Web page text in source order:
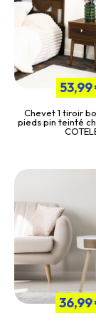
53,99
Chevet 1 tiroir
pieds pin teinté
36,99